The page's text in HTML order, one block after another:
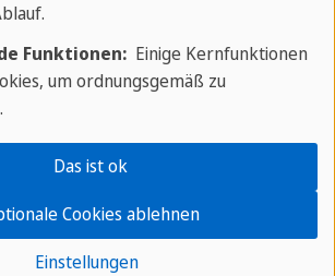
Buche jetzt!
/ Wohnen / Gastfamilie
Funktionen:Einige Kernfunktionen
um ordnungsgemäß zu
Einstellungen
Cookies ablehnen
Das ist ok